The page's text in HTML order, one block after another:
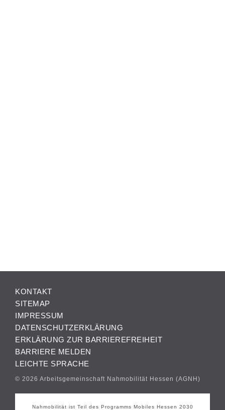
KONTAKT
SITEMAP
IMPRESSUM
DATENSCHUTZERKLÄRUNG
ERKLÄRUNG ZUR BARRIEREFREIHEIT
BARRIERE MELDEN
LEICHTE SPRACHE
© 2026 Arbeitsgemeinschaft Nahmobilität Hessen (AGNH)
Nahmobilität ist Teil des Programms Mobiles Hessen 2030